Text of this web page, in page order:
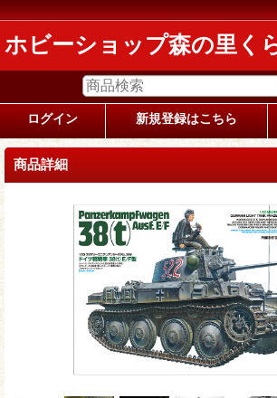
ホビーショップ森の里く
ログイン 新規登録はこちら
商品詳細